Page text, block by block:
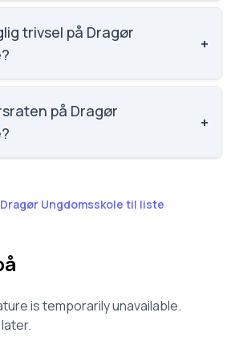
social trivsel for Dragør
trivsel på Dragør
+
faglig trivsel for Dragør
på Dragør
+
Ungdomsskole til liste
is temporarily unavailable.